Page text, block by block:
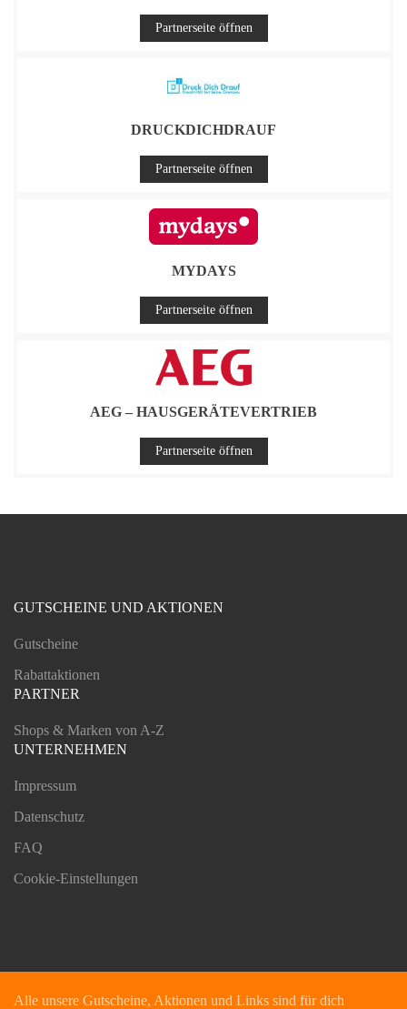
Partnerseite öffnen
DRUCKDICHDRAUF
Partnerseite öffnen
MYDAYS
Partnerseite öffnen
AEG – HAUSGERÄTEVERTRIEB
Partnerseite öffnen
GUTSCHEINE UND AKTIONEN
Gutscheine
Rabattaktionen
PARTNER
Shops & Marken von A-Z
UNTERNEHMEN
Impressum
Datenschutz
FAQ
Cookie-Einstellungen
Alle unsere Gutscheine, Aktionen und Links sind für dich